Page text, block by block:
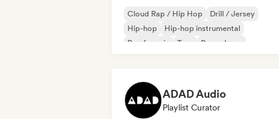
Cloud Rap / Hip Hop
Drill / Jersey
Hip-hop
Hip-hop instrumental
Rap francés
Trap
Pop urbano
ADAD Audio
Playlist Curator